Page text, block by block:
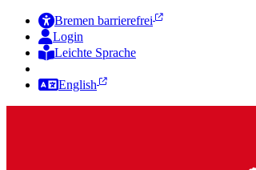
Bremen barrierefrei
Login
Leichte Sprache
English